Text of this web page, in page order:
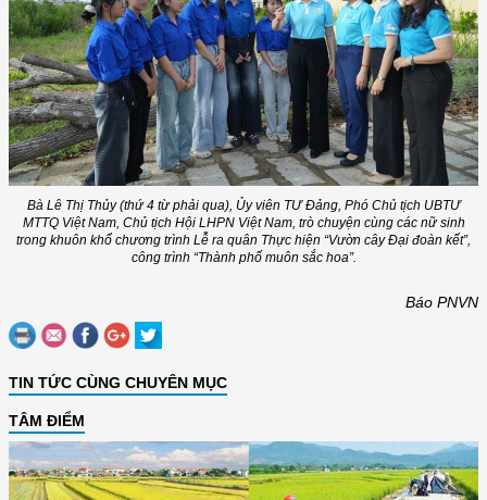
Bà Lê Thị Thủy (thứ 4 từ phải qua), Ủy viên TƯ Đảng, Phó Chủ tịch UBTƯ
MTTQ Việt Nam, Chủ tịch Hội LHPN Việt Nam, trò chuyện cùng các nữ sinh
trong khuôn khổ chương trình Lễ ra quân Thực hiện “Vườn cây Đại đoàn kết”,
công trình “Thành phố muôn sắc hoa”.
Báo PNVN
TIN TỨC CÙNG CHUYÊN MỤC
TÂM ĐIỂM